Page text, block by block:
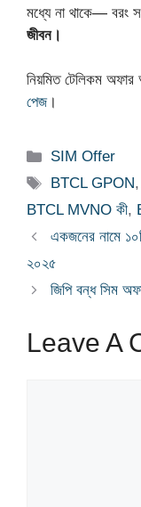
মধ্যে না থাকে— বরং
জীবন।
নিয়মিত টেলিকম
পেজ।
Categories
SIM Offer
Tags
BTCL GPON,
BTCL MVNO কী,
একজনের নামে
২০২৫
জিপি বন্ধ সিম
Leave A